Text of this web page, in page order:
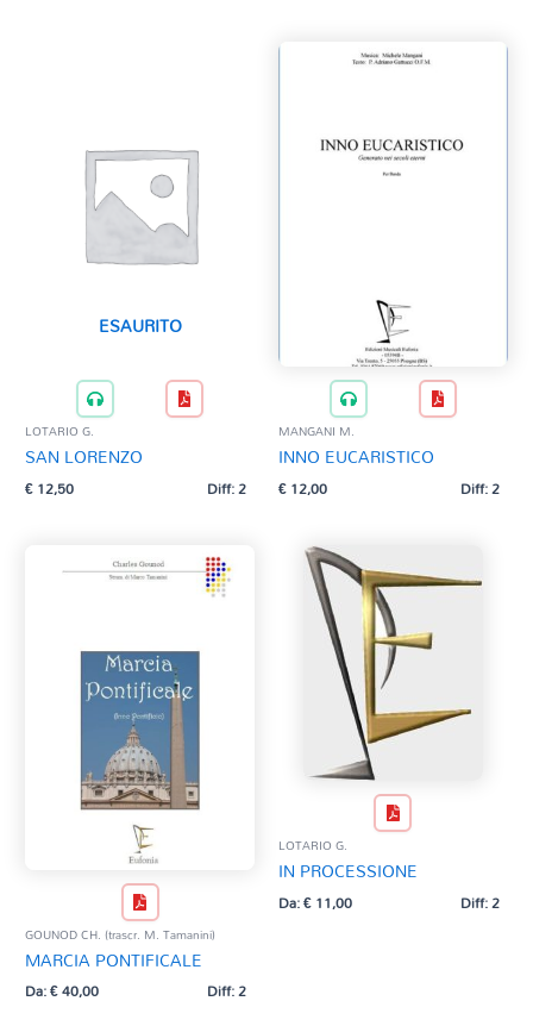
ESAURITO
LOTARIO G.
SAN LORENZO
€12,50 Diff: 2
MANGANI M.
INNO EUCARISTICO
€12,00 Diff: 2
GOUNOD CH. (trascr. M. Tamanini)
MARCIA PONTIFICALE
Da:€40,00 Diff: 2
LOTARIO G.
IN PROCESSIONE
Da:€11,00 Diff: 2